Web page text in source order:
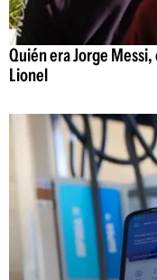
Quién era Jorge
Lionel